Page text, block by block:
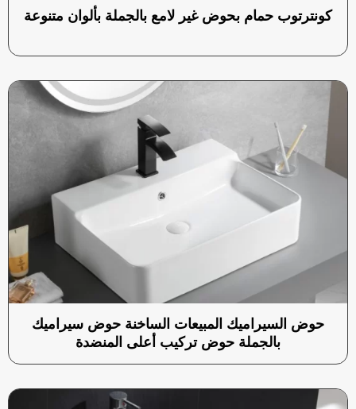
كونترتوب حمام بحوض غير لامع بالجملة بألوان متنوعة
حوض السيراميك المبيعات الساخنة حوض سيراميك
بالجملة حوض تركيب أعلى المنضدة